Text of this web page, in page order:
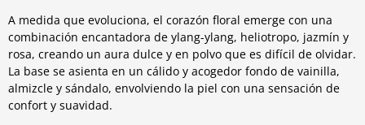
A medida que evoluciona, el corazón floral emerge con una
combinación encantadora de ylang-ylang, heliotropo, jazmín y
rosa, creando un aura dulce y en polvo que es difícil de olvidar.
La base se asienta en un cálido y acogedor fondo de vainilla,
almizcle y sándalo, envolviendo la piel con una sensación de
confort y suavidad.